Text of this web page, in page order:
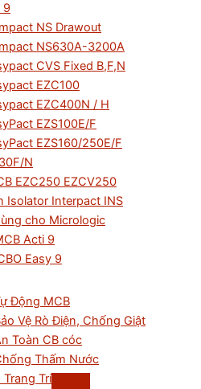
9
NS Drawout
NS630A-3200A
CVS Fixed B,F,N
EZC100
EZC400N / H
EZS100E/F
EZS160/250E/F
N
EZC250 EZCV250
Isolator Interpact INS
cho Micrologic
Acti 9
Easy 9
Động MCB
Vệ Rò Điện, Chống Giật
Toàn CB cóc
Thấm Nước
Trí